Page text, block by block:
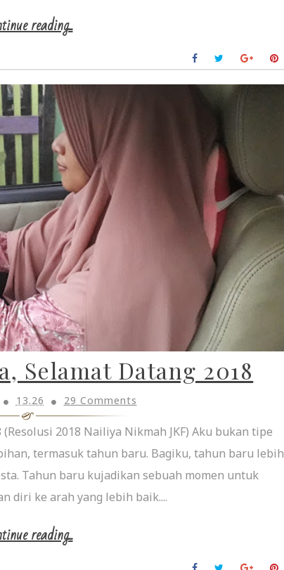
reading...
Selamat Datang 2018
13.26 29 Comments
2018 Nailiya Nikmah JKF) Aku bukan tipe
termasuk tahun baru. Bagiku, tahun baru lebih
Tahun baru kujadikan sebuah momen untuk
diri ke arah yang lebih baik....
reading...